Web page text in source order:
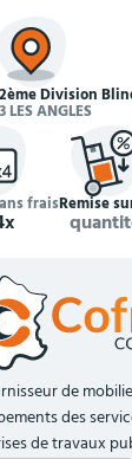
Division
LES ANGLES
fraisRemise
de
des
de travaux